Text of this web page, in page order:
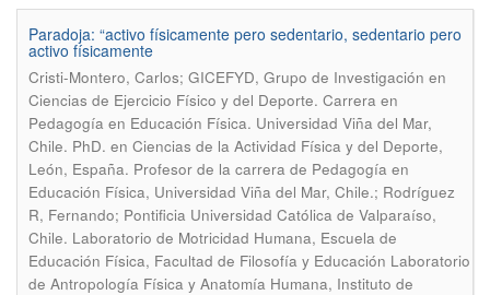
Paradoja: “activo físicamente pero sedentario, sedentario pero
activo físicamente
Cristi-Montero, Carlos; GICEFYD, Grupo de Investigación en
Ciencias de Ejercicio Físico y del Deporte. Carrera en
Pedagogía en Educación Física. Universidad Viña del Mar,
Chile. PhD. en Ciencias de la Actividad Física y del Deporte,
León, España. Profesor de la carrera de Pedagogía en
Educación Física, Universidad Viña del Mar, Chile.; Rodríguez
R, Fernando; Pontificia Universidad Católica de Valparaíso,
Chile. Laboratorio de Motricidad Humana, Escuela de
Educación Física, Facultad de Filosofía y Educación Laboratorio
de Antropología Física y Anatomía Humana, Instituto de